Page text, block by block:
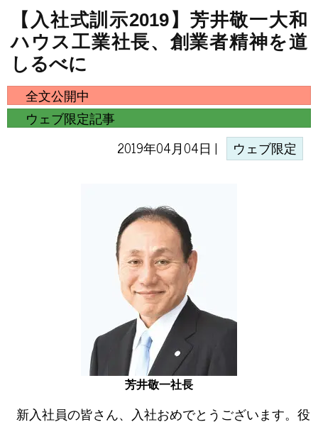
【入社式訓示2019】芳井敬一大和
ハウス工業社長、創業者精神を道
しるべに
全文公開中
ウェブ限定記事
2019年04月04日 |
ウェブ限定
芳井敬一社長
新入社員の皆さん、入社おめでとうございます。役